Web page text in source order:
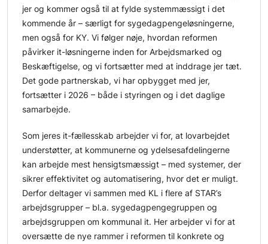
jer og kommer også til at fylde systemmæssigt i det
kommende år – særligt for sygedagpengeløsningerne,
men også for KY. Vi følger nøje, hvordan reformen
påvirker it-løsningerne inden for Arbejdsmarked og
Beskæftigelse, og vi fortsætter med at inddrage jer tæt.
Det gode partnerskab, vi har opbygget med jer,
fortsætter i 2026 – både i styringen og i det daglige
samarbejde.
Som jeres it-fællesskab arbejder vi for, at lovarbejdet
understøtter, at kommunerne og ydelsesafdelingerne
kan arbejde mest hensigtsmæssigt – med systemer, der
sikrer effektivitet og automatisering, hvor det er muligt.
Derfor deltager vi sammen med KL i flere af STAR’s
arbejdsgrupper – bl.a. sygedagpengegruppen og
arbejdsgruppen om kommunal it. Her arbejder vi for at
oversætte de nye rammer i reformen til konkrete og